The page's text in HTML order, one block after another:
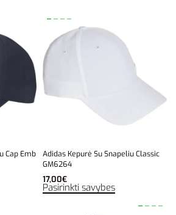
Cap Emb
Adidas Kepurė Su Snapeliu Classic
GM6264
17,00€
Pasirinkti savybes